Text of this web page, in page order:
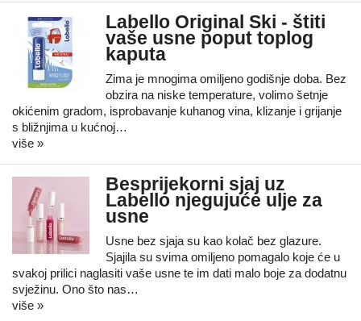
Labello Original Ski - štiti
vaše usne poput toplog
kaputa
Zima je mnogima omiljeno godišnje doba. Bez
obzira na niske temperature, volimo šetnje
okićenim gradom, isprobavanje kuhanog vina, klizanje i grijanje
s bližnjima u kućnoj…
više »
Besprijekorni sjaj uz
Labello njegujuće ulje za
usne
Usne bez sjaja su kao kolač bez glazure.
Sjajila su svima omiljeno pomagalo koje će u
svakoj prilici naglasiti vaše usne te im dati malo boje za dodatnu
svježinu. Ono što nas…
više »